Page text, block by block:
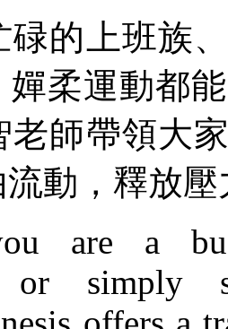
碌的上班族
嬋柔運動都
老師帶領大
動，釋放
are a
or simply